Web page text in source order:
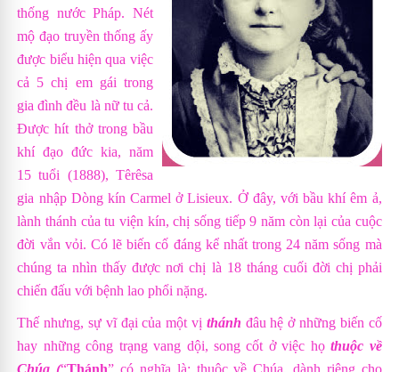
thống nước Pháp. Nét
mộ đạo truyền thống ấy
được biểu hiện qua việc
cả 5 chị em gái trong
gia đình đều là nữ tu cả.
Được hít thở trong bầu
khí đạo đức kia, năm
15 tuổi (1888), Têrêsa
gia nhập Dòng kín Carmel ở Lisieux. Ở đây, với bầu khí êm ả,
lành thánh của tu viện kín, chị sống tiếp 9 năm còn lại của cuộc
đời vắn vỏi. Có lẽ biến cố đáng kể nhất trong 24 năm sống mà
chúng ta nhìn thấy được nơi chị là 18 tháng cuối đời chị phải
chiến đấu với bệnh lao phổi nặng.
Thế nhưng, sự vĩ đại của một vị thánh đâu hệ ở những biến cố
hay những công trạng vang dội, song cốt ở việc họthuộc về
Chúa (“Thánh” có nghĩa là: thuộc về Chúa, dành riêng cho